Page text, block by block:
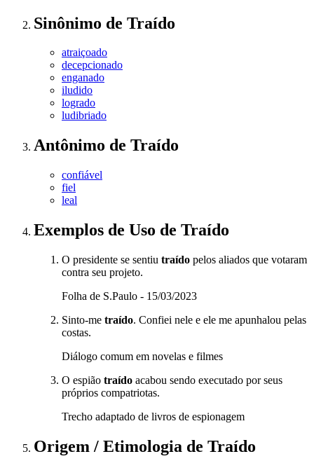
Sinônimo de Traído
atraiçoado
decepcionado
enganado
iludido
logrado
ludibriado
Antônimo de Traído
confiável
fiel
leal
Exemplos de Uso de Traído
O presidente se sentiu traído pelos aliados que votaram
contra seu projeto.
Folha de S.Paulo - 15/03/2023
Sinto-me traído. Confiei nele e ele me apunhalou pelas
costas.
Diálogo comum em novelas e filmes
O espião traído acabou sendo executado por seus
próprios compatriotas.
Trecho adaptado de livros de espionagem
Origem / Etimologia de Traído